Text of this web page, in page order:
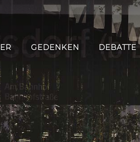
GEDENKEN DEBATTE